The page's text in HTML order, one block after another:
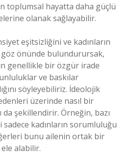
toplumsal hayatta daha güçlü
olanak sağlayabilir.
eşitsizliğini ve kadınların
göz önünde bulundurursak,
genellikle bir özgür irade
ve baskılar
söyleyebiliriz. İdeolojik
üzerinde nasıl bir
şekillendirir. Örneğin, bazı
kadınların sorumluluğu
bunu ailenin ortak bir
alabilir.